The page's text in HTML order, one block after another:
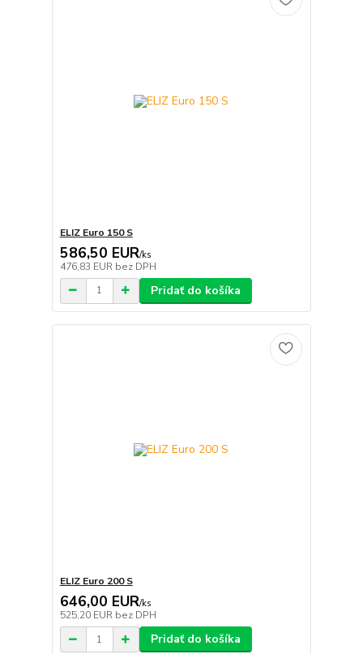
ELIZ Euro 150 S
586,50 EUR/ks
476,83 EUR bez DPH
Pridať do košíka
ELIZ Euro 200 S
646,00 EUR/ks
525,20 EUR bez DPH
Pridať do košíka